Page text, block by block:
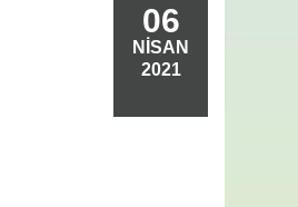
06
NISAN
2021